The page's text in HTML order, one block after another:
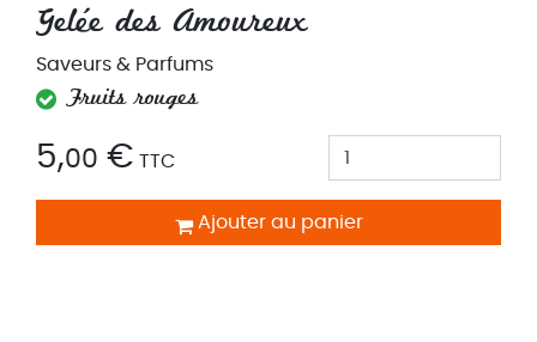
Gelée des Amoureux
Saveurs & Parfums
Fruits rouges
5,00 € TTC
Ajouter au panier